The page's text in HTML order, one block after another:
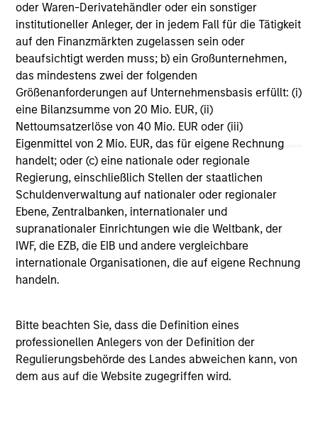
oder Waren-Derivatehändler oder ein sonstiger
institutioneller Anleger, der in jedem Fall für die Tätigkeit
auf den Finanzmärkten zugelassen sein oder
beaufsichtigt werden muss; b) ein Großunternehmen,
das mindestens zwei der folgenden
Größenanforderungen auf Unternehmensbasis erfüllt: (i)
eine Bilanzsumme von 20 Mio. EUR, (ii)
Nettoumsatzerlöse von 40 Mio. EUR oder (iii)
Eigenmittel von 2 Mio. EUR, das für eigene Rechnung
handelt; oder (c) eine nationale oder regionale
Regierung, einschließlich Stellen der staatlichen
Schuldenverwaltung auf nationaler oder regionaler
Ebene, Zentralbanken, internationaler und
supranationaler Einrichtungen wie die Weltbank, der
IWF, die EZB, die EIB und andere vergleichbare
internationale Organisationen, die auf eigene Rechnung
handeln.
Bitte beachten Sie, dass die Definition eines
professionellen Anlegers von der Definition der
Regulierungsbehörde des Landes abweichen kann, von
dem aus auf die Website zugegriffen wird.
DasMorningstar Rating™(Sterne-Rating) für Fonds wird
für Vermögensverwaltungsprodukte (wie Investmentfonds,
Variable-Annuity- und Variable-Life-Unterkonten (variable
Renten- und Lebensversicherung), börsennotierte Fonds,
geschlossene Fonds und separate Konten) berechnet, die
seit mindestens drei Jahren existieren. Börsennotierte
Fonds und offene Investmentfonds werden zu
Vergleichszwecken zu einer Kategorie zusammengefasst.
Das Rating wird anhand der Morningstar Risk-Adjusted
Return (MRAR) berechnet, eine Kennzahl, die die
Schwankungen der monatlichen Überschussrendite eines
verwalteten Produkts berücksichtigt. Dabei wird
besonderes Gewicht auf die negativen
Performanceschwankungen und eine beständige
Wertentwicklung gelegt. Die besten 10% der Produkte in
jeder Kategorie erhalten 5 Sterne, die nächsten 22,5% 4
Sterne, die nächsten 35% 3 Sterne, die nächsten 22,5% 2
Sterne und die unteren 10% 1 Stern. Das Morningstar-
Gesamtrating für ein verwaltetes Produkt ergibt sich aus
dem gewichteten Durchschnitt der Morningstar-Ratings
Rating/40% Drei-Jahres-Rating für Gesamtrenditen von 60–
119 Monaten und 50% Zehn-Jahres-Rating/30% Fünf-
Jahres-Rating/20% Drei-Jahres-Rating für Gesamtrenditen
von mindestens 120 Monaten. Zwar scheint die Formel für
das Zehn-Jahres-Gesamtrating den Zehn-Jahres-Zeitraum